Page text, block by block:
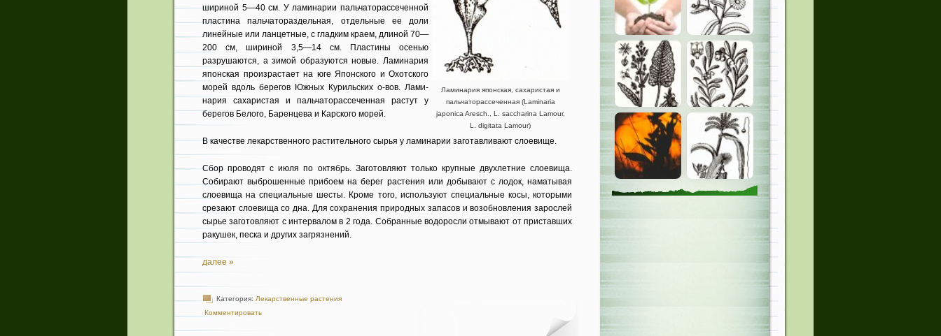
Ламинария японская, сахаристая и
пальчаторассеченная (Laminaria
japonica Aresch., L. saccharina Lamour,
L. digitata Lamour)
шириной 5—40 см. У ламина­рии пальчаторассеченной
пластина пальчатораздельная, отдельные ее доли
линейные или ланцетные, с гладким краем, длиной 70—
200 см, шириной 3,5—14 см. Пластины осенью
разруша­ются, а зимой образуются новые. Ла­минария
японская произрастает на юге Японского и Охотского
морей вдоль бе­регов Южных Курильских о-вов. Лами­
нария сахаристая и пальчаторассечен­ная растут у
берегов Белого, Барен­цева и Карского морей.
В качестве лекарственного расти­тельного сырья у ламинарии заготав­ливают слоевище.
Сбор проводят с июля по октябрь. Заготовляют только крупные двух­летние слоевища.
Собирают выброшен­ные прибоем на берег растения или добывают с лодок, наматывая
слоевища на специальные шесты. Кроме того, используют специальные косы, которы­ми
срезают слоевища со дна. Для сохранения природных запасов и во­зобновления зарослей
сырье заготовля­ют с интервалом в 2 года. Собранные водоросли отмывают от приставших
ракушек, песка и других загрязнений.
далее »
Категория: Лекарственные растения
Комментировать